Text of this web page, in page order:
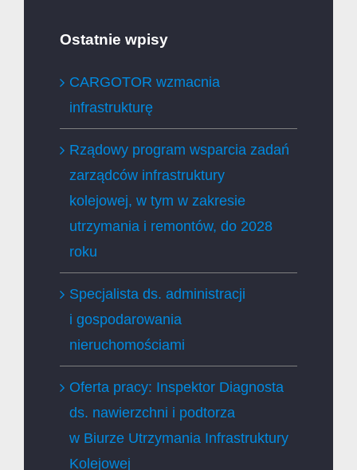
Ostatnie wpisy
CARGOTOR wzmacnia
infrastrukturę
Rządowy program wsparcia zadań
zarządców infrastruktury
kolejowej, w tym w zakresie
utrzymania i remontów, do 2028
roku
Specjalista ds. administracji
i gospodarowania
nieruchomościami
Oferta pracy: Inspektor Diagnosta
ds. nawierzchni i podtorza
w Biurze Utrzymania Infrastruktury
Kolejowej